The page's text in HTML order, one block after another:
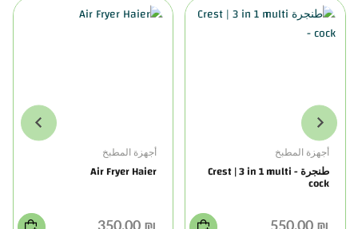
أجهزة المطبخ
طنجرة Crest | 3 in 1 multi -
cock
أجهزة المطبخ
Air Fryer Haier